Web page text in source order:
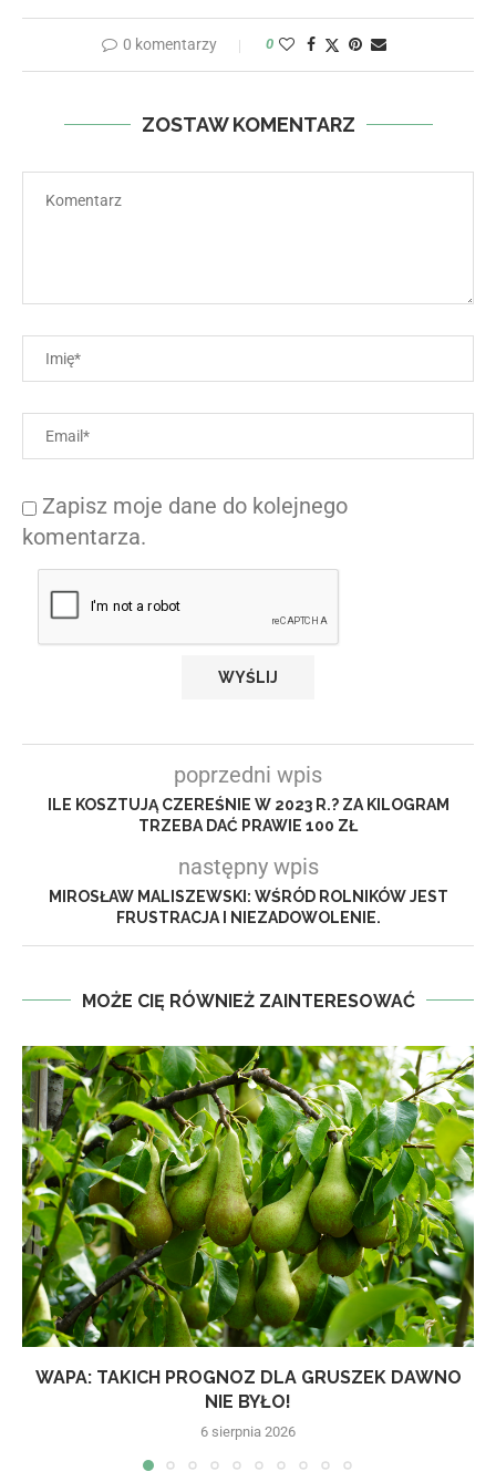
0 komentarzy 0
ZOSTAW KOMENTARZ
Zapisz moje dane do kolejnego
komentarza.
poprzedni wpis
ILE KOSZTUJĄ CZEREŚNIE W 2023 R.? ZA KILOGRAM
TRZEBA DAĆ PRAWIE 100 ZŁ
następny wpis
MIROSŁAW MALISZEWSKI: WŚRÓD ROLNIKÓW JEST
FRUSTRACJA I NIEZADOWOLENIE.
MOŻE CIĘ RÓWNIEŻ ZAINTERESOWAĆ
WAPA: TAKICH PROGNOZ DLA GRUSZEK DAWNO
NIE BYŁO!
6 sierpnia 2026